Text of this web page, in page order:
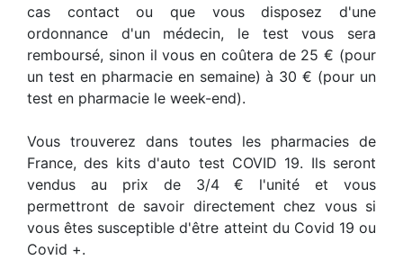
cas contact ou que vous disposez d'une
ordonnance d'un médecin, le test vous sera
remboursé, sinon il vous en coûtera de 25 € (pour
un test en pharmacie en semaine) à 30 € (pour un
test en pharmacie le week-end).
Vous trouverez dans toutes les pharmacies de
France, des kits d'auto test COVID 19. Ils seront
vendus au prix de 3/4 € l'unité et vous
permettront de savoir directement chez vous si
vous êtes susceptible d'être atteint du Covid 19 ou
Covid +.